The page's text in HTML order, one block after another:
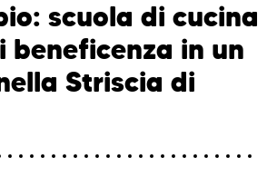
scuola di cucina
beneficenza in un
Striscia di